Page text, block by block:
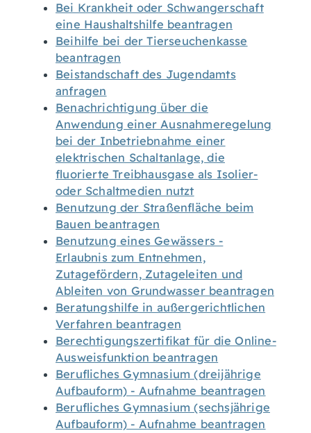
Bei Krankheit oder Schwangerschaft
eine Haushaltshilfe beantragen
Beihilfe bei der Tierseuchenkasse
beantragen
Beistandschaft des Jugendamts
anfragen
Benachrichtigung über die
Anwendung einer Ausnahmeregelung
bei der Inbetriebnahme einer
elektrischen Schaltanlage, die
fluorierte Treibhausgase als Isolier-
oder Schaltmedien nutzt
Benutzung der Straßenfläche beim
Bauen beantragen
Benutzung eines Gewässers -
Erlaubnis zum Entnehmen,
Zutagefördern, Zutageleiten und
Ableiten von Grundwasser beantragen
Beratungshilfe in außergerichtlichen
Verfahren beantragen
Berechtigungszertifikat für die Online-
Ausweisfunktion beantragen
Berufliches Gymnasium (dreijährige
Aufbauform) - Aufnahme beantragen
Berufliches Gymnasium (sechsjährige
Aufbauform) - Aufnahme beantragen